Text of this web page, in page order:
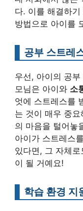
다. 이를 해결하
방법으로 아이를
공부 스트레
우선, 아이의 공
모님은 아이와 소
엇에 스트레스를
는 것이 매우 중
의 마음을 털어놓
아이가 스트레스
있다면, 그 자체
이 될 거예요!
학습 환경 지